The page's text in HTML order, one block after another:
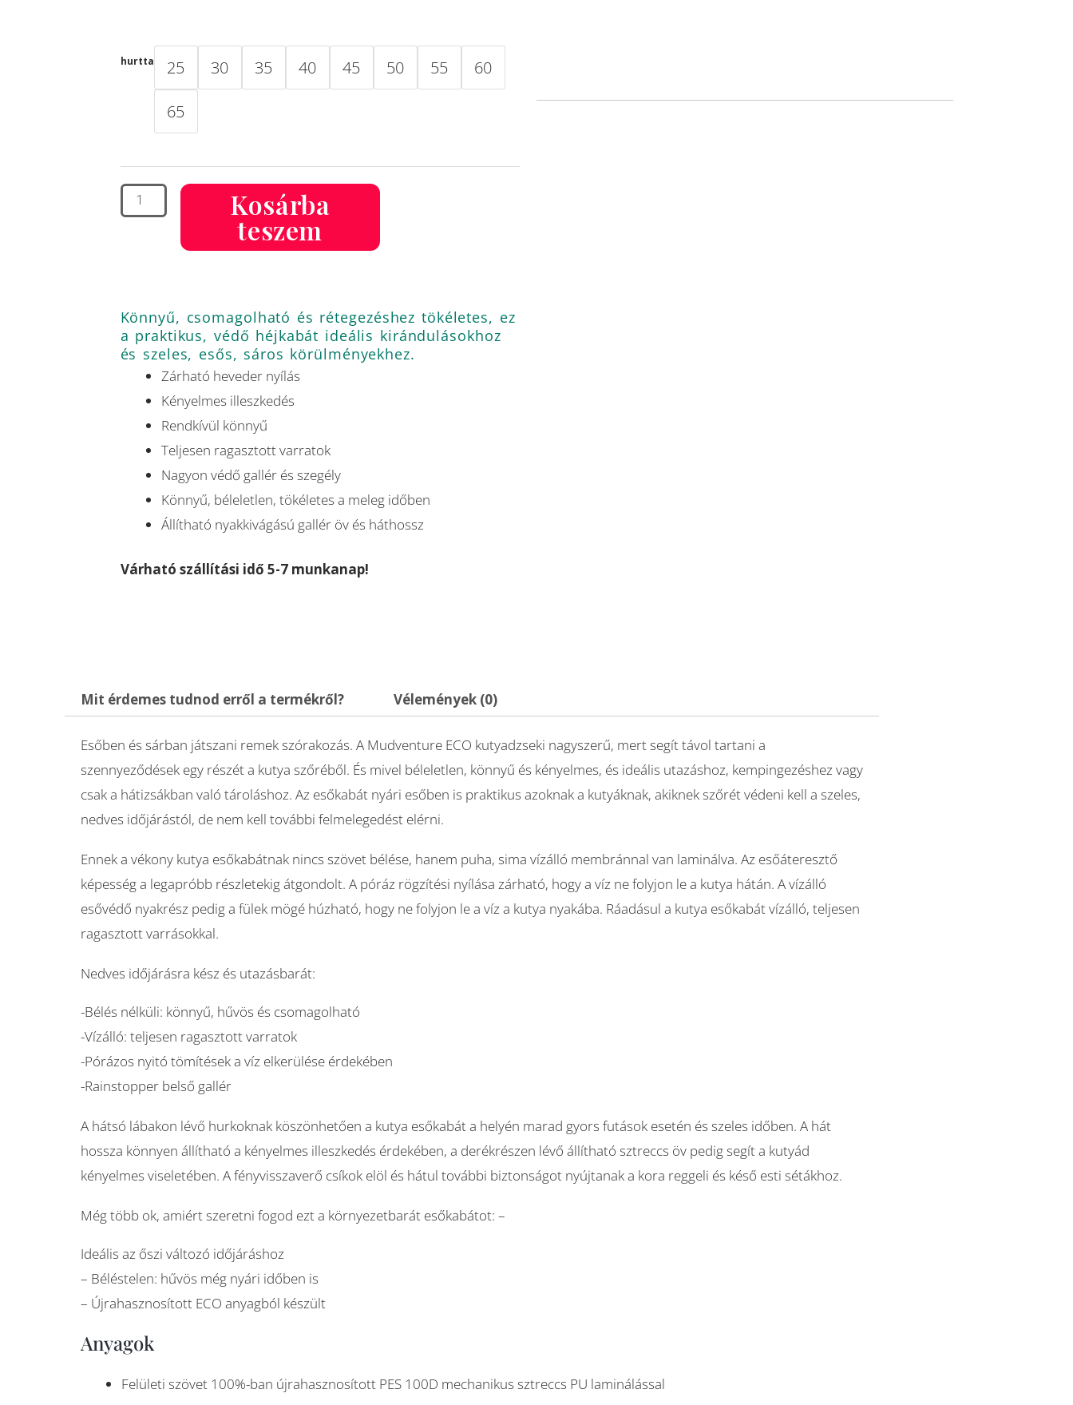
500 Ft
hurtta 25 30 35 40 45 50 55 60
65
ECO
esőkabát
szeder
mennyiség
Kosárba
teszem
Könnyű, csomagolható és rétegezéshez tökéletes, ez
a praktikus, védő héjkabát ideális kirándulásokhoz
és szeles, esős, sáros körülményekhez.
Zárható heveder nyílás
Kényelmes illeszkedés
Rendkívül könnyű
Teljesen ragasztott varratok
Nagyon védő gallér és szegély
Könnyű, béleletlen, tökéletes a meleg időben
Állítható nyakkivágású gallér öv és háthossz
Várható szállítási idő 5-7 munkanap!
Mit érdemes tudnod erről a termékről? Vélemények (0)
Esőben és sárban játszani remek szórakozás. A Mudventure ECO kutyadzseki nagyszerű, mert segít távol tartani a
szennyeződések egy részét a kutya szőréből. És mivel béleletlen, könnyű és kényelmes, és ideális utazáshoz, kempingezéshez vagy
csak a hátizsákban való tároláshoz. Az esőkabát nyári esőben is praktikus azoknak a kutyáknak, akiknek szőrét védeni kell a szeles,
nedves időjárástól, de nem kell további felmelegedést elérni.
Ennek a vékony kutya esőkabátnak nincs szövet bélése, hanem puha, sima vízálló membránnal van laminálva. Az esőáteresztő
képesség a legapróbb részletekig átgondolt. A póráz rögzítési nyílása zárható, hogy a víz ne folyjon le a kutya hátán. A vízálló
esővédő nyakrész pedig a fülek mögé húzható, hogy ne folyjon le a víz a kutya nyakába. Ráadásul a kutya esőkabát vízálló, teljesen
ragasztott varrásokkal.
Nedves időjárásra kész és utazásbarát:
-Bélés nélküli: könnyű, hűvös és csomagolható
-Vízálló: teljesen ragasztott varratok
-Pórázos nyitó tömítések a víz elkerülése érdekében
-Rainstopper belső gallér
A hátsó lábakon lévő hurkoknak köszönhetően a kutya esőkabát a helyén marad gyors futások esetén és szeles időben. A hát
hossza könnyen állítható a kényelmes illeszkedés érdekében, a derékrészen lévő állítható sztreccs öv pedig segít a kutyád
kényelmes viseletében. A fényvisszaverő csíkok elöl és hátul további biztonságot nyújtanak a kora reggeli és késő esti sétákhoz.
Még több ok, amiért szeretni fogod ezt a környezetbarát esőkabátot: –
Ideális az őszi változó időjáráshoz
– Béléstelen: hűvös még nyári időben is
– Újrahasznosított ECO anyagból készült
Anyagok
Felületi szövet 100%-ban újrahasznosított PES 100D mechanikus sztreccs PU laminálással